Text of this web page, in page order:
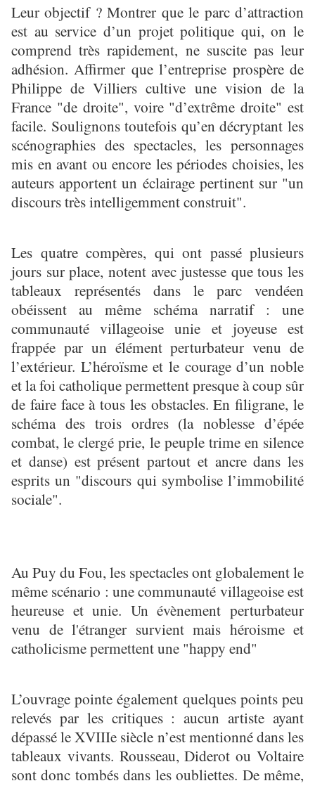
Leur objectif ? Montrer que le parc d’attraction
est au service d’un projet politique qui, on le
comprend très rapidement, ne suscite pas leur
adhésion. Affirmer que l’entreprise prospère de
Philippe de Villiers cultive une vision de la
France "de droite", voire "d’extrême droite" est
facile. Soulignons toutefois qu’en décryptant les
scénographies des spectacles, les personnages
mis en avant ou encore les périodes choisies, les
auteurs apportent un éclairage pertinent sur "un
discours très intelligemment construit".
Les quatre compères, qui ont passé plusieurs
jours sur place, notent avec justesse que tous les
tableaux représentés dans le parc vendéen
obéissent au même schéma narratif : une
communauté villageoise unie et joyeuse est
frappée par un élément perturbateur venu de
l’extérieur. L’héroïsme et le courage d’un noble
et la foi catholique permettent presque à coup sûr
de faire face à tous les obstacles. En filigrane, le
schéma des trois ordres (la noblesse d’épée
combat, le clergé prie, le peuple trime en silence
et danse) est présent partout et ancre dans les
esprits un "discours qui symbolise l’immobilité
sociale".
Au Puy du Fou, les spectacles ont globalement le
même scénario : une communauté villageoise est
heureuse et unie. Un évènement perturbateur
venu de l'étranger survient mais héroisme et
catholicisme permettent une "happy end"
L’ouvrage pointe également quelques points peu
relevés par les critiques : aucun artiste ayant
dépassé le XVIIIe siècle n’est mentionné dans les
tableaux vivants. Rousseau, Diderot ou Voltaire
sont donc tombés dans les oubliettes. De même,